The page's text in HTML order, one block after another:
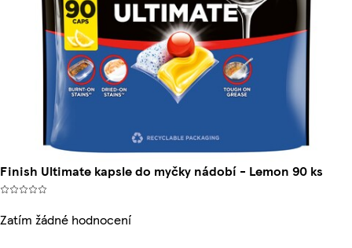
Finish Ultimate kapsle do myčky nádobí - Lemon 90 ks
Zatím žádné hodnocení